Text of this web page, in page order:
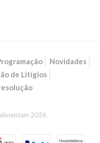
Novidades
de Litígios
2026.